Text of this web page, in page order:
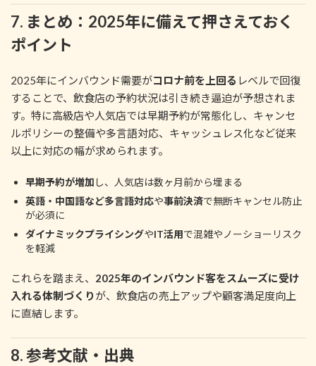
7. まとめ：2025年に備えて押さえておく
ポイント
2025年にインバウンド需要がコロナ前を上回る レベルで回復
することで、飲食店の予約状況は引き続き逼迫が予想されま
す。特に高級店や人気店では早期予約が常態化し、キャンセ
ルポリシーの整備や多言語対応、キャッシュレス化など従来
以上に対応の幅が求められます。
早期予約が増加 し、人気店は数ヶ月前から埋まる
英語・中国語など多言語対応や事前決済で無断キャンセル防止
が必須に
ダイナミックプライシングやIT活用で混雑やノーショーリスク
を軽減
これらを踏まえ、 2025年のインバウンド客をスムーズに受け
入れる体制づくり が、飲食店の売上アップや顧客満足度向上
に直結します。
8. 参考文献・出典